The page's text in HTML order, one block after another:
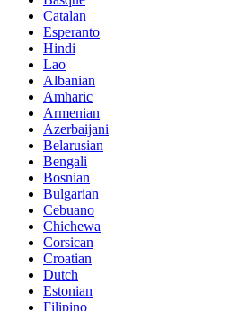
Catalan
Esperanto
Hindi
Lao
Albanian
Amharic
Armenian
Azerbaijani
Belarusian
Bengali
Bosnian
Bulgarian
Cebuano
Chichewa
Corsican
Croatian
Dutch
Estonian
Filipino